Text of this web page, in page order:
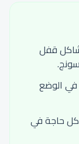
قفل
في الوضع
كل حاجة في